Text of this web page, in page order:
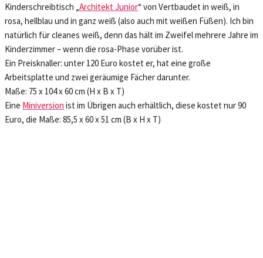
Kinderschreibtisch „ Architekt Junior“ von Vertbaudet in weiß, in
rosa, hellblau und in ganz weiß (also auch mit weißen Füßen). Ich bin
natürlich für cleanes weiß, denn das hält im Zweifel mehrere Jahre im
Kinderzimmer – wenn die rosa-Phase vorüber ist.
Ein Preisknaller: unter 120 Euro kostet er, hat eine große
Arbeitsplatte und zwei geräumige Fächer darunter.
Maße: 75 x 104 x 60 cm (H x B x T)
Eine Miniversion ist im Übrigen auch erhältlich, diese kostet nur 90
Euro, die Maße: 85,5 x 60 x 51 cm (B x H x T)